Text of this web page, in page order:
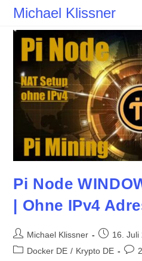
Zum
springen
Michael Klissner
Pi Node
| Ohne IPv4
Beitrags-
Autor:
Michael Klissner
Beitrag16. Juli
Beitrags-
Docker DE / Krypto DE